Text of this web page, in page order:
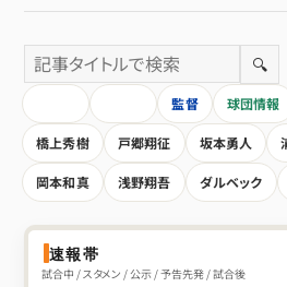
🔍
監督 球団情報
橋上秀樹 戸郷翔征 坂本勇人
岡本和真 浅野翔吾 ダルベック
速報帯
試合中 / スタメン / 公示 / 予告先発 / 試合後